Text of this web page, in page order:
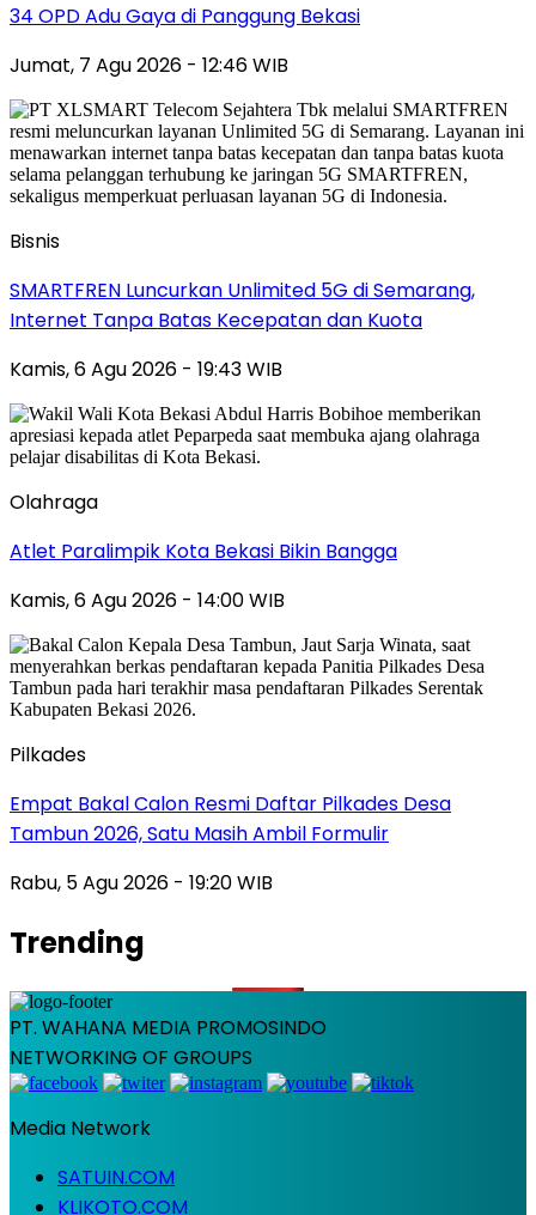
34 OPD Adu Gaya di Panggung Bekasi
Jumat, 7 Agu 2026 - 12:46 WIB
Bisnis
SMARTFREN Luncurkan Unlimited 5G di Semarang,
Internet Tanpa Batas Kecepatan dan Kuota
Kamis, 6 Agu 2026 - 19:43 WIB
Olahraga
Atlet Paralimpik Kota Bekasi Bikin Bangga
Kamis, 6 Agu 2026 - 14:00 WIB
Pilkades
Empat Bakal Calon Resmi Daftar Pilkades Desa
Tambun 2026, Satu Masih Ambil Formulir
Rabu, 5 Agu 2026 - 19:20 WIB
Trending
PT. WAHANA MEDIA PROMOSINDO
NETWORKING OF GROUPS
Media Network
SATUIN.COM
KLIKOTO.COM